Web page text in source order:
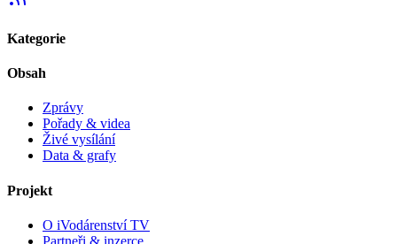
Kategorie
Obsah
Zprávy
Pořady & videa
Živé vysílání
Data & grafy
Projekt
O iVodárenství TV
Partneři & inzerce